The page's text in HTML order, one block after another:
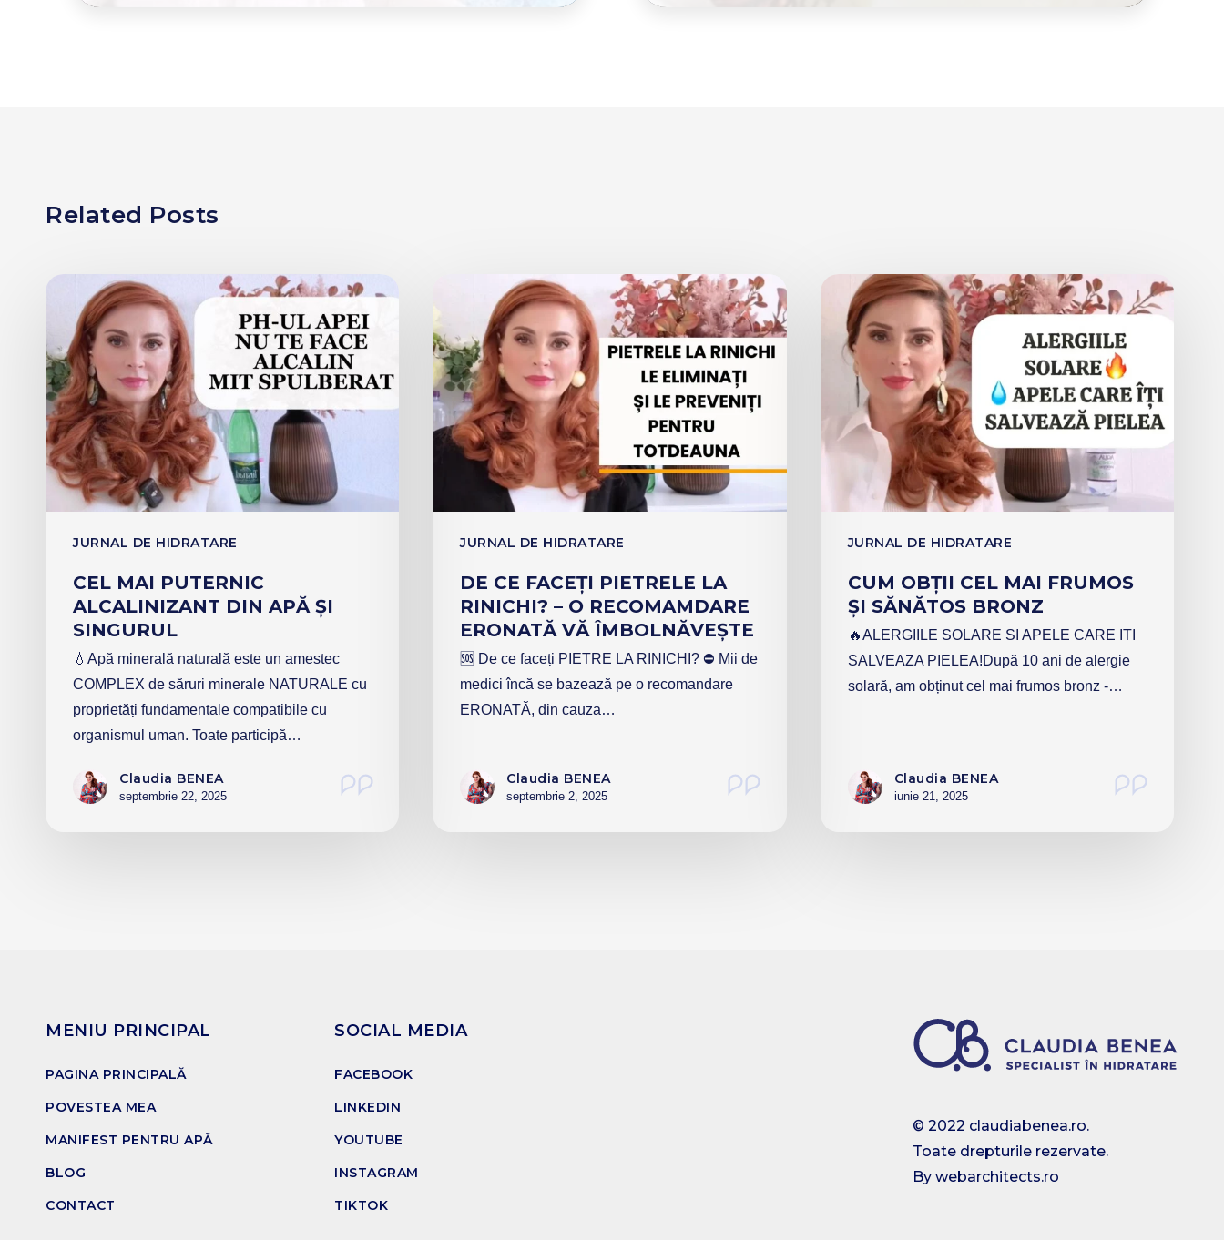
Related Posts
JURNAL DE HIDRATARE
CEL MAI PUTERNIC
ALCALINIZANT DIN APĂ ȘI
SINGURUL
💧Apă minerală naturală este un amestec
COMPLEX de săruri minerale NATURALE cu
proprietăți fundamentale compatibile cu
organismul uman. Toate participă…
Claudia BENEA
septembrie 22, 2025
JURNAL DE HIDRATARE
DE CE FACEȚI PIETRELE LA
RINICHI? – O RECOMAMDARE
ERONATĂ VĂ ÎMBOLNĂVEȘTE
🆘 De ce faceți PIETRE LA RINICHI? ⛔️ Mii de
medici încă se bazează pe o recomandare
ERONATĂ, din cauza…
Claudia BENEA
septembrie 2, 2025
JURNAL DE HIDRATARE
CUM OBȚII CEL MAI FRUMOS
ȘI SĂNĂTOS BRONZ
🔥ALERGIILE SOLARE SI APELE CARE ITI
SALVEAZA PIELEA!După 10 ani de alergie
solară, am obținut cel mai frumos bronz -…
Claudia BENEA
iunie 21, 2025
MENIU PRINCIPAL
PAGINA PRINCIPALĂ
POVESTEA MEA
MANIFEST PENTRU APĂ
BLOG
CONTACT
SOCIAL MEDIA
FACEBOOK
LINKEDIN
YOUTUBE
INSTAGRAM
TIKTOK
© 2022 claudiabenea.ro.
Toate drepturile rezervate.
By webarchitects.ro